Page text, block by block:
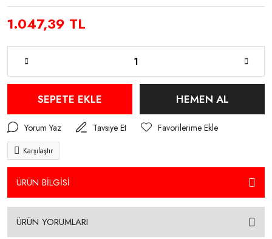
1.047,39 TL
SEPETE EKLE HEMEN AL
Yorum Yaz Tavsiye Et
Karşılaştır
ÜRÜN BİLGİSİ
ÜRÜN YORUMLARI